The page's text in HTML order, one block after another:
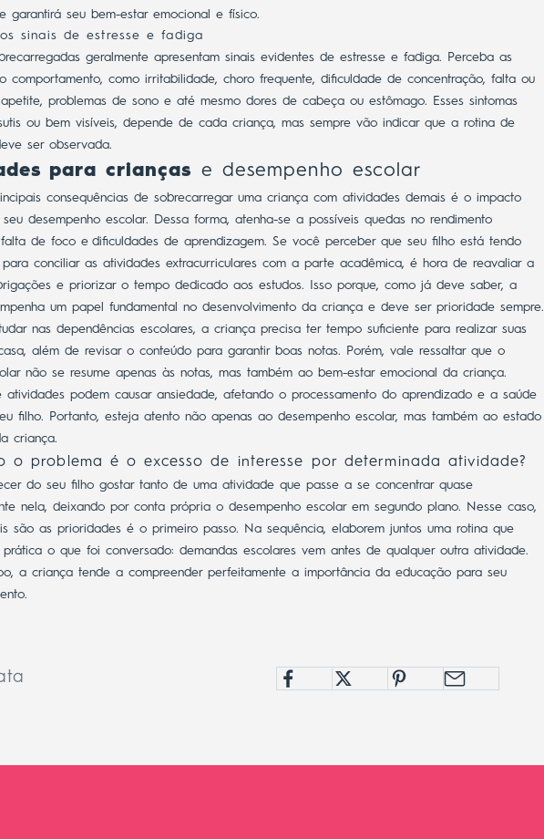
garantirá seu bem-estar emocional e físico.
sinais de estresse e fadiga
geralmente apresentam sinais evidentes de estresse e fadiga. Perceba as
comportamento, como irritabilidade, choro frequente, dificuldade de concentração, falta ou
problemas de sono e até mesmo dores de cabeça ou estômago.
Esses sintomas
ou bem visíveis, depende de cada criança, mas sempre vão indicar que a rotina de
ser observada.
para crianças e desempenho escolar
consequências de sobrecarregar uma criança com atividades demais é o impacto
desempenho escolar. Dessa forma, atenha-se a possíveis quedas no rendimento
falta de foco e dificuldades de aprendizagem. Se você perceber que seu filho está tendo
para conciliar as atividades extracurriculares com a parte acadêmica, é hora de reavaliar a
e priorizar o tempo dedicado aos estudos.
Isso porque, como já deve saber, a
um papel fundamental no desenvolvimento da criança e deve ser prioridade sempre.
nas dependências escolares, a criança precisa ter tempo suficiente para realizar suas
além de revisar o conteúdo para garantir boas notas.
Porém, vale ressaltar que o
não se resume apenas às notas, mas também ao bem-estar emocional da criança.
atividades podem causar ansiedade, afetando o processamento do aprendizado e a saúde
filho. Portanto, esteja atento não apenas ao desempenho escolar, mas também ao estado
criança.
o problema é o excesso de interesse por determinada atividade?
do seu filho gostar tanto de uma atividade que passe a se concentrar quase
nela, deixando por conta própria o desempenho escolar em segundo plano. Nesse caso,
são as prioridades é o primeiro passo.
Na sequência, elaborem juntos uma rotina que
o que foi conversado: demandas escolares vem antes de qualquer outra atividade.
a criança tende a compreender perfeitamente a importância da educação para seu